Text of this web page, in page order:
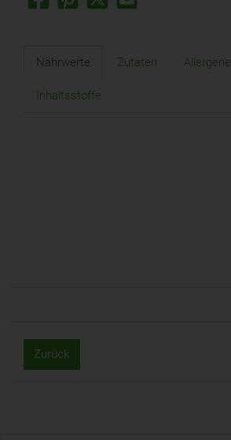
Nährwerte Zutaten Allergene
Inhaltsstoffe
Zurück